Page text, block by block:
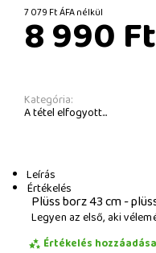
7 079 Ft ÁFA nélkül
8 990 Ft
Kategória:
A tétel elfogyott...
Leírás
Értékelés
Plüss borz 43 cm -
Legyen az első, aki
Értékelés hozzáadása